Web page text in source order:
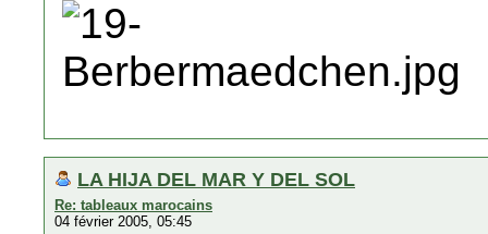
LA HIJA DEL MAR Y DEL SOL
Re: tableaux marocains
04 février 2005, 05:45